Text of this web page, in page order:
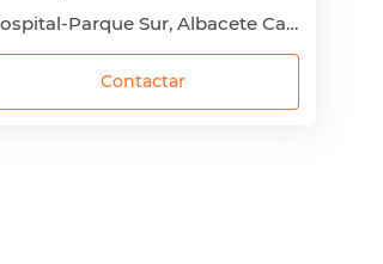
Hospital-Parque Sur, Albacete Capital, Albacete
Contactar